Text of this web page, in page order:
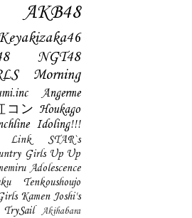
AKB48
Keyakizaka46
NGT48
Morning
Angerme
コン Houkago
Idoling!!!
Link STAR`s
Girls Up Up
Adolescence
Tenkoushoujo
Kamen Joshi's
TrySail
Akihabara